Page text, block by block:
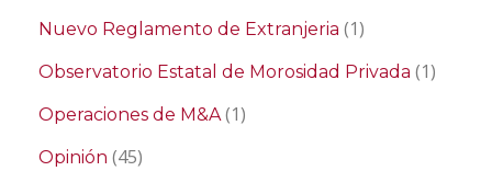
Nuevo Reglamento de Extranjeria (1)
Observatorio Estatal de Morosidad Privada (1)
Operaciones de M&A(1)
Opinión (45)